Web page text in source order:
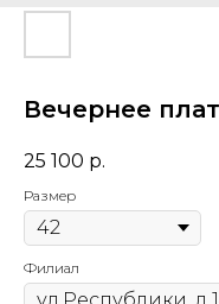
Вечернее
25 100 р.
Размер
Филиал